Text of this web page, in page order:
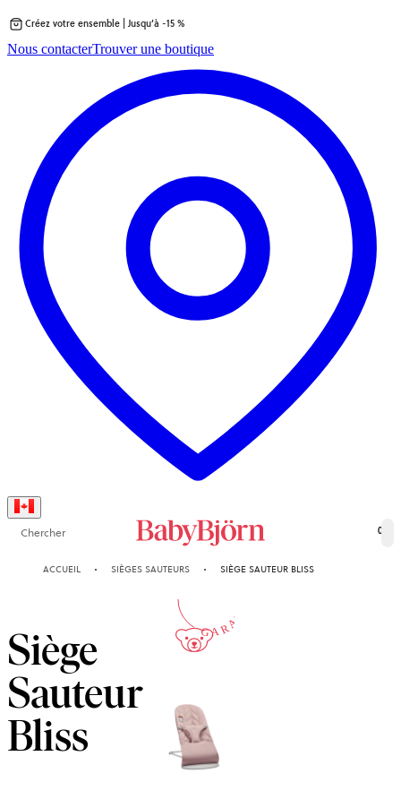
au
Créez votre ensemble | Jusqu’à -15 %
Nous contacterTrouver une boutique
Chercher 0
ACCUEIL SIÈGES SAUTEURS SIÈGE SAUTEUR BLISS
Siège
Sauteur
Bliss
10-AN
GARANTIE